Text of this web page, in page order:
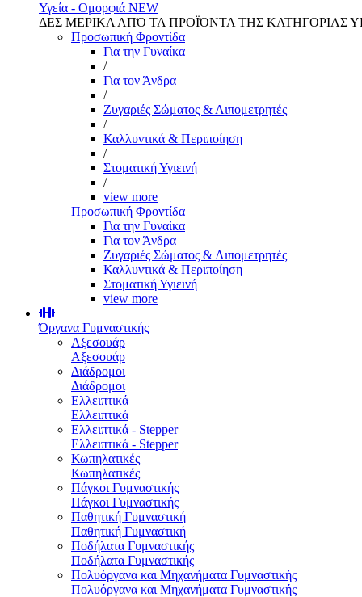
Υγεία - Ομορφιά NEW
ΔΕΣ ΜΕΡΙΚΑ ΑΠΌ ΤΑ ΠΡΟΪΌΝΤΑ ΤΗΣ ΚΑΤΗΓΟΡΙΑΣ
Προσωπική Φροντίδα
Για την Γυναίκα
/
Για τον Άνδρα
/
Ζυγαριές Σώματος & Λιπομετρητές
/
Καλλυντικά & Περιποίηση
/
Στοματική Υγιεινή
/
view more
Προσωπική Φροντίδα
Για την Γυναίκα
Για τον Άνδρα
Ζυγαριές Σώματος & Λιπομετρητές
Καλλυντικά & Περιποίηση
Στοματική Υγιεινή
view more
Όργανα Γυμναστικής
Αξεσουάρ
Αξεσουάρ
Διάδρομοι
Διάδρομοι
Ελλειπτικά
Ελλειπτικά
Ελλειπτικά - Stepper
Ελλειπτικά - Stepper
Κωπηλατικές
Κωπηλατικές
Πάγκοι Γυμναστικής
Πάγκοι Γυμναστικής
Παθητική Γυμναστική
Παθητική Γυμναστική
Ποδήλατα Γυμναστικής
Ποδήλατα Γυμναστικής
Πολυόργανα και Μηχανήματα Γυμναστικής
Πολυόργανα και Μηχανήματα Γυμναστικής